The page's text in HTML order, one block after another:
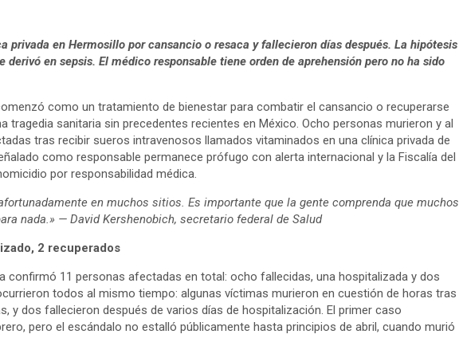
privada en Hermosillo por cansancio o resaca y fallecieron días después. La hipótesis
en sepsis. El médico responsable tiene orden de aprehensión pero no ha sido
como un tratamiento de bienestar para combatir el cansancio o recuperarse
tragedia sanitaria sin precedentes recientes en México. Ocho personas murieron y al
tras recibir sueros intravenosos llamados vitaminados en una clínica privada de
como responsable permanece prófugo con alerta internacional y la Fiscalía del
por responsabilidad médica.
en muchos sitios. Es importante que la gente comprenda que muchos
nada.» — David Kershenobich, secretario federal de Salud
2 recuperados
confirmó 11 personas afectadas en total: ocho fallecidas, una hospitalizada y dos
todos al mismo tiempo: algunas víctimas murieron en cuestión de horas tras
y dos fallecieron después de varios días de hospitalización. El primer caso
pero el escándalo no estalló públicamente hasta principios de abril, cuando murió